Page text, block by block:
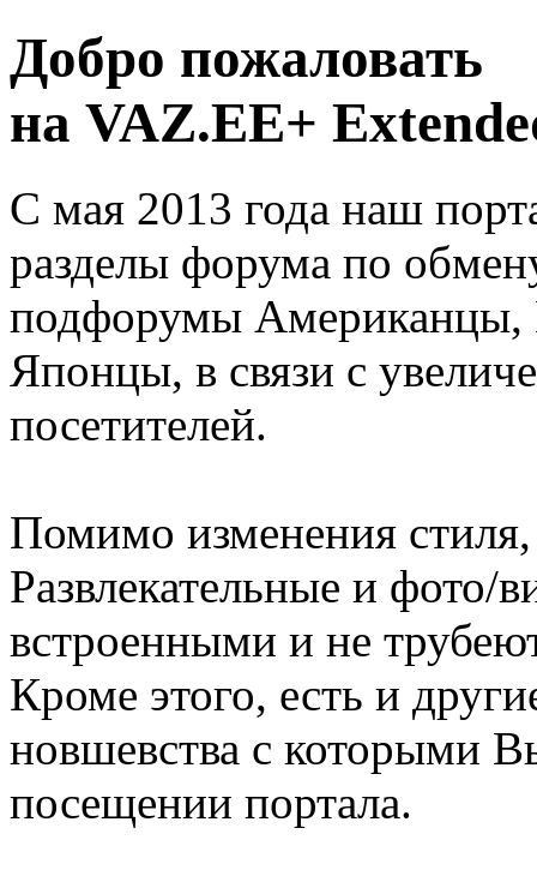
Добро пожаловать
на VAZ.EE+
С мая 2013 года наш
разделы форума по
подфорумы
Японцы, в связи с
посетителей.
Помимо изменения
Развлекательные и фото/
встроенными и не
Кроме этого, есть и
новшевства с которыми
посещении портала.